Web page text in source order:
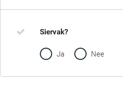
Siervak?
Ja Nee